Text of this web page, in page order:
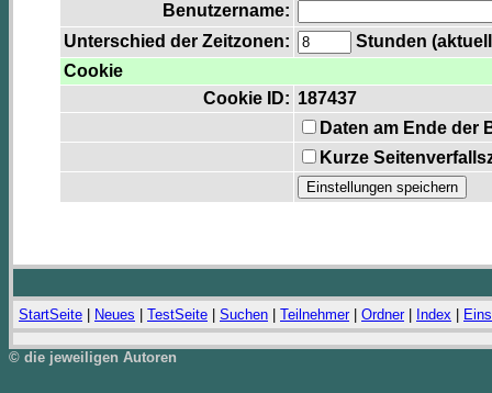
Benutzername:
Unterschied der Zeitzonen:
Stunden
Cookie
Cookie ID: 187437
Daten am Ende der
Kurze
StartSeite Neues TestSeite Suchen Teilnehmer| Ordner| Index
© die jeweiligen Autoren